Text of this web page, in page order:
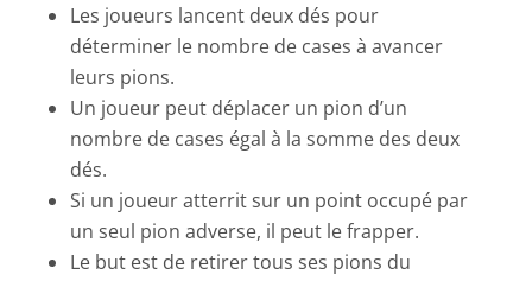
Les joueurs lancent deux dés pour
déterminer le nombre de cases à avancer
leurs pions.
Un joueur peut déplacer un pion d’un
nombre de cases égal à la somme des deux
dés.
Si un joueur atterrit sur un point occupé par
un seul pion adverse, il peut le frapper.
Le but est de retirer tous ses pions du